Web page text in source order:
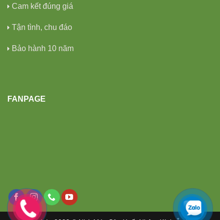
Cam kết đúng giá
Tận tình, chu đáo
Bảo hành 10 năm
FANPAGE